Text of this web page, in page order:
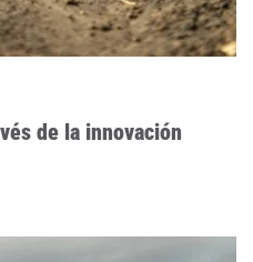
de la innovación